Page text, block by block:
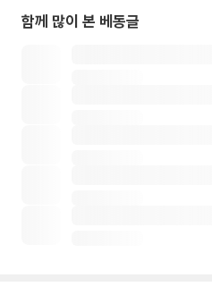
함께 많이 본 베동글